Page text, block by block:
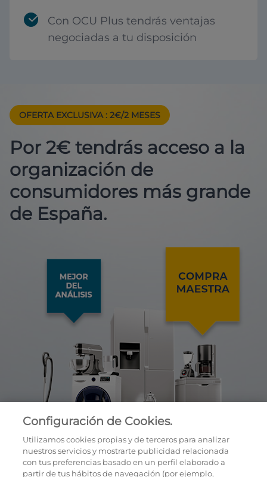
Con OCU Plus tendrás ventajas
negociadas a tu disposición
OFERTA EXCLUSIVA : 2€/2 MESES
Por 2€ tendrás acceso a la
organización de
consumidores más grande
de España.
Configuración de Cookies.
Utilizamos cookies propias y de terceros para analizar
nuestros servicios y mostrarte publicidad relacionada
con tus preferencias basado en un perfil elaborado a
partir de tus hábitos de navegación (por ejemplo,